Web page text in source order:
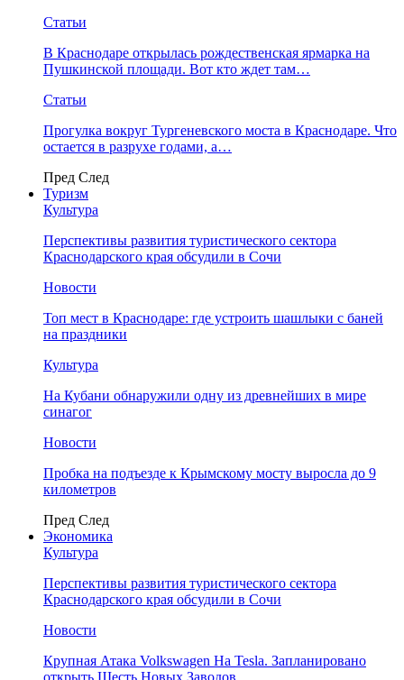
Статьи
В Краснодаре открылась рождественская ярмарка на
Пушкинской площади. Вот кто ждет там…
Статьи
Прогулка вокруг Тургеневского моста в Краснодаре. Что
остается в разрухе годами, а…
Пред След
Туризм
Культура
Перспективы развития туристического сектора
Краснодарского края обсудили в Сочи
Новости
Топ мест в Краснодаре: где устроить шашлыки с баней
на праздники
Культура
На Кубани обнаружили одну из древнейших в мире
синагог
Новости
Пробка на подъезде к Крымскому мосту выросла до 9
километров
Пред След
Экономика
Культура
Перспективы развития туристического сектора
Краснодарского края обсудили в Сочи
Новости
Крупная Атака Volkswagen На Tesla. Запланировано
открыть Шесть Новых Заводов